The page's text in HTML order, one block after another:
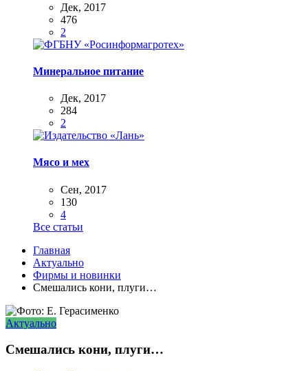
Дек, 2017
476
2
Минеральное питание
Дек, 2017
284
2
Мясо и мех
Сен, 2017
130
4
Все статьи
Главная
Актуально
Фирмы и новинки
Смешались кони, плуги…
Актуально
Смешались кони, плуги…